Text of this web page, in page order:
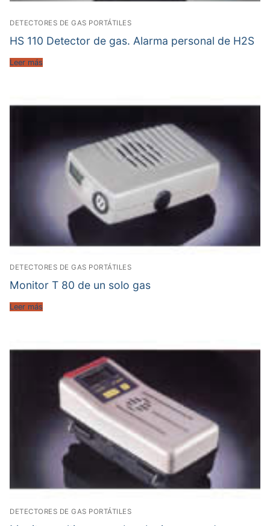
DETECTORES DE GAS PORTÁTILES
HS 110 Detector de gas. Alarma personal de H2S
Leer más
DETECTORES DE GAS PORTÁTILES
Monitor T 80 de un solo gas
Leer más
DETECTORES DE GAS PORTÁTILES